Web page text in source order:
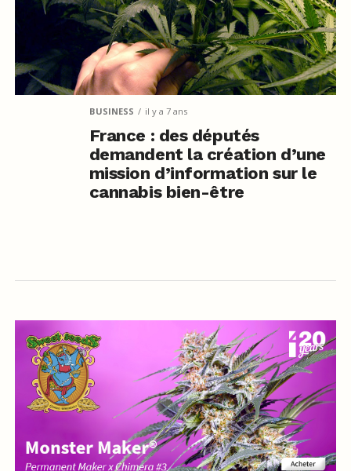
BUSINESS il y a 7 ans
France : des députés
demandent la création d’une
mission d’information sur le
cannabis bien-être